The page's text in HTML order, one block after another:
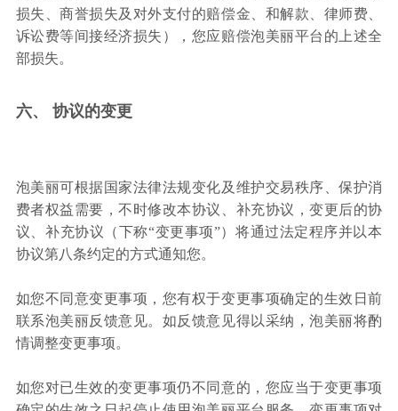
损失、商誉损失及对外支付的赔偿金、和解款、律师费、
诉讼费等间接经济损失），您应赔偿泡美丽平台的上述全
部损失。
六、 协议的变更
泡美丽可根据国家法律法规变化及维护交易秩序、保护消
费者权益需要，不时修改本协议、补充协议，变更后的协
议、补充协议（下称“变更事项”）将通过法定程序并以本
协议第八条约定的方式通知您。
如您不同意变更事项，您有权于变更事项确定的生效日前
联系泡美丽反馈意见。如反馈意见得以采纳，泡美丽将酌
情调整变更事项。
如您对已生效的变更事项仍不同意的，您应当于变更事项